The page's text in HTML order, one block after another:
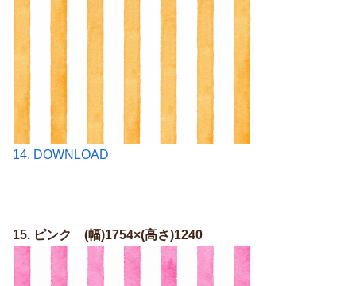
14. DOWNLOAD
15. ピンク (幅)1754×(高さ)1240